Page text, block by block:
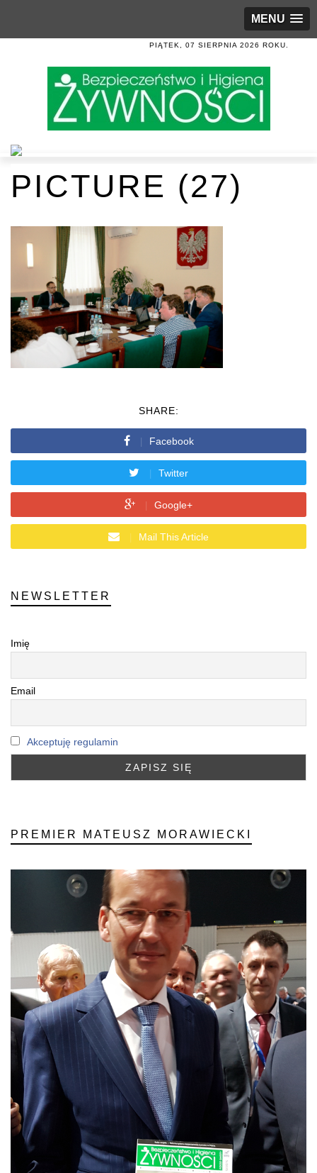
MENU
PIĄTEK, 07 SIERPNIA 2026 ROKU.
PICTURE (27)
SHARE:
Facebook
Twitter
Google+
Mail This Article
NEWSLETTER
Imię
Email
Akceptuję regulamin
PREMIER MATEUSZ MORAWIECKI